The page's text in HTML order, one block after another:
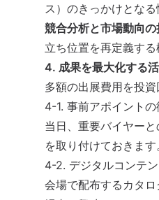
ス）のきっかけとなる
競合分析と市場動向の
立ち位置を再定義する
4. 成果を最大化する
多額の出展費用を投
4-1. 事前アポイントの
当日、重要バイヤー
を取り付けておきます
4-2. デジタルコンテ
会場で配布するカタ